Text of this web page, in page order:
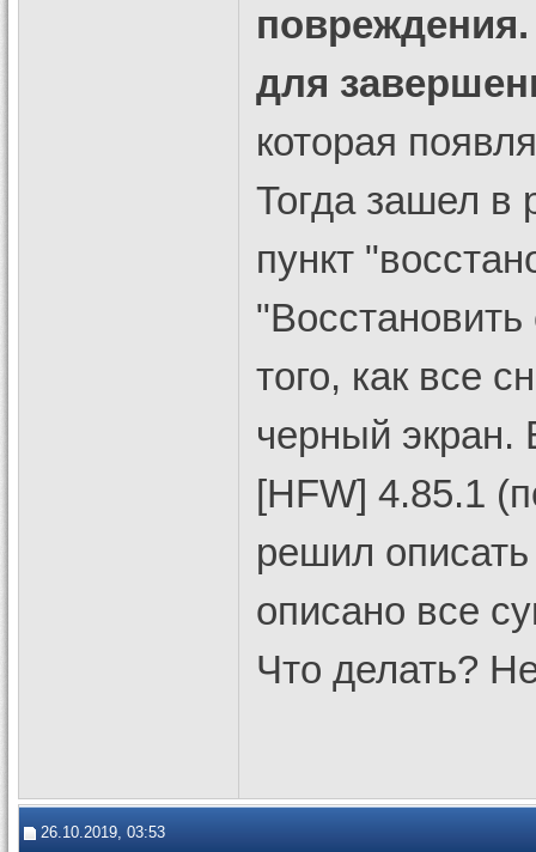
для
которая
Тогда зашел в
пункт
того, как все
черный экран.
[HFW] 4.85.1
решил
описано все
Что делать?
26.10.2019, 03:53